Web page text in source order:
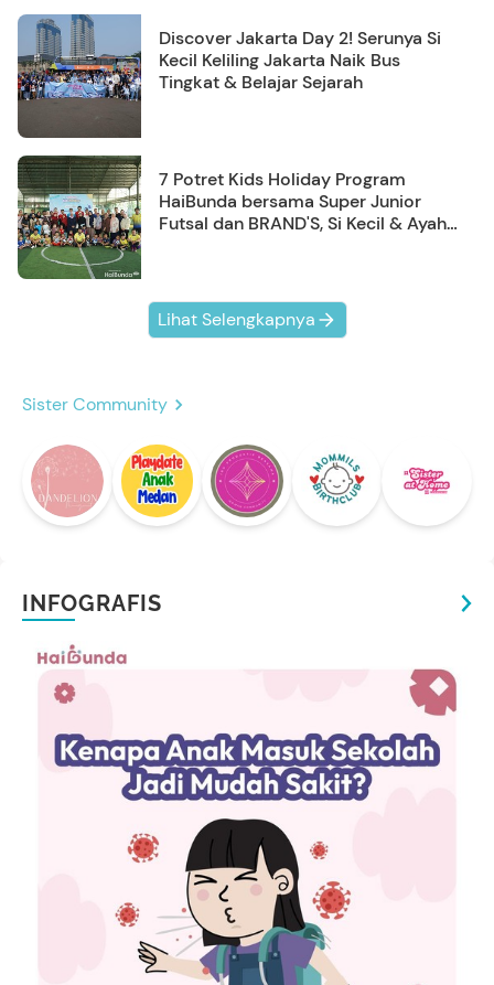
Discover Jakarta Day 2! Serunya Si
Kecil Keliling Jakarta Naik Bus
Tingkat & Belajar Sejarah
7 Potret Kids Holiday Program
HaiBunda bersama Super Junior
Futsal dan BRAND'S, Si Kecil & Ayah
Lihat Selengkapnya
Sister Community
INFOGRAFIS